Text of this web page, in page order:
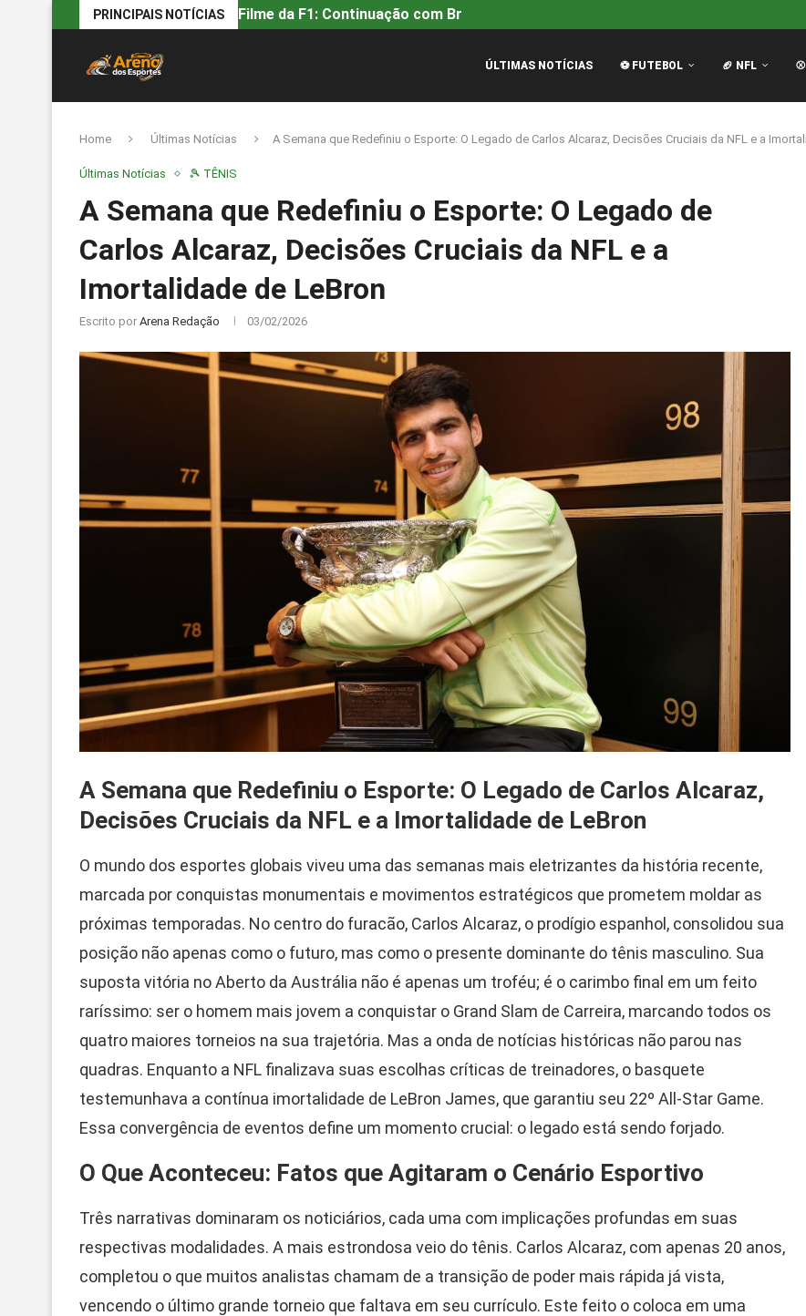
PRINCIPAIS NOTÍCIAS Filme da F1: Continuação com Brad Pitt é...
ÚLTIMAS NOTÍCIAS ⚽ FUTEBOL 🏈 NFL
Home Últimas Notícias A Semana que Redefiniu o Esporte: O Legado de Carlos Alcaraz, Decisões Cruciais da NFL e a
Últimas Notícias 🎾 TÊNIS
A Semana que Redefiniu o Esporte: O Legado de
Carlos Alcaraz, Decisões Cruciais da NFL e a
Imortalidade de LeBron
Escrito por Arena Redação 03/02/2026
A Semana que Redefiniu o Esporte: O Legado de Carlos Alcaraz,
Decisões Cruciais da NFL e a Imortalidade de LeBron
O mundo dos esportes globais viveu uma das semanas mais eletrizantes da história recente,
marcada por conquistas monumentais e movimentos estratégicos que prometem moldar as
próximas temporadas. No centro do furacão, Carlos Alcaraz, o prodígio espanhol, consolidou sua
posição não apenas como o futuro, mas como o presente dominante do tênis masculino. Sua
suposta vitória no Aberto da Austrália não é apenas um troféu; é o carimbo final em um feito
raríssimo: ser o homem mais jovem a conquistar o Grand Slam de Carreira, marcando todos os
quatro maiores torneios na sua trajetória. Mas a onda de notícias históricas não parou nas
quadras. Enquanto a NFL finalizava suas escolhas críticas de treinadores, o basquete
testemunhava a contínua imortalidade de LeBron James, que garantiu seu 22º All-Star Game.
Essa convergência de eventos define um momento crucial: o legado está sendo forjado.
O Que Aconteceu: Fatos que Agitaram o Cenário Esportivo
Três narrativas dominaram os noticiários, cada uma com implicações profundas em suas
respectivas modalidades. A mais estrondosa veio do tênis. Carlos Alcaraz, com apenas 20 anos,
completou o que muitos analistas chamam de a transição de poder mais rápida já vista,
vencendo o último grande torneio que faltava em seu currículo. Este feito o coloca em uma